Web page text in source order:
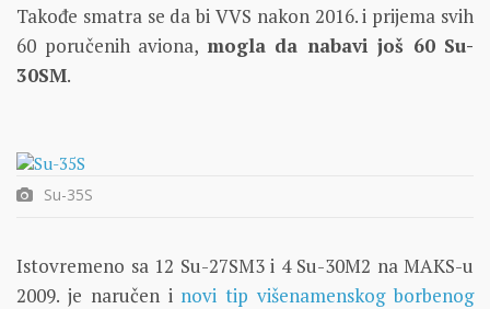
Takođe smatra se da bi VVS nakon 2016. i prijema svih
60 poručenih aviona, mogla da nabavi još 60 Su-
30SM.
Su-35S
Istovremeno sa 12 Su-27SM3 i 4 Su-30M2 na MAKS-u
2009. je naručen i novi tip višenamenskog borbenog